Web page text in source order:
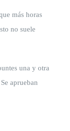
más horas
no suele
una y otra
aprueban